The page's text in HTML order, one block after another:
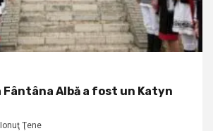
Fântâna Albă a fost un Katyn
Ionuţ Ţene